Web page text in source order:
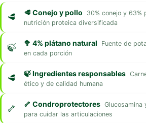
🥩 Conejo y pollo
30% conejo y 63%
nutrición proteica diversificada
🥦 4% plátano natural
Fuente de
en cada porción
🍃 Ingredientes responsables
ético y de calidad humana
🦴 Condroprotectores Glucosamina
para cuidar las articulaciones